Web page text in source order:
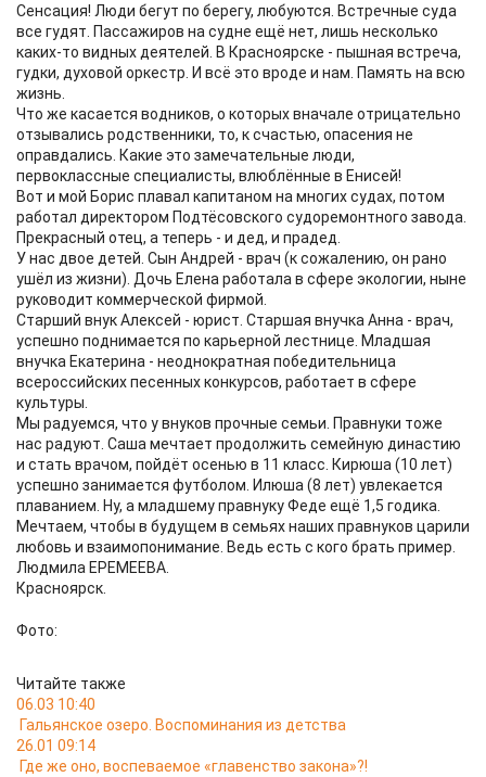
Сенсация! Люди бегут по берегу, любуются. Встречные суда
все гудят. Пассажиров на судне ещё нет, лишь несколько
каких-то видных деятелей. В Красноярске - пышная встреча,
гудки, духовой оркестр. И всё это вроде и нам. Память на всю
жизнь.
Что же касается водников, о которых вначале отрицательно
отзывались родственники, то, к счастью, опасения не
оправдались. Какие это замечательные люди,
первоклассные специалисты, влюблённые в Енисей!
Вот и мой Борис плавал капитаном на многих судах, потом
работал директором Подтёсовского судоремонтного завода.
Прекрасный отец, а теперь - и дед, и прадед.
У нас двое детей. Сын Андрей - врач (к сожалению, он рано
ушёл из жизни). Дочь Елена работала в сфере экологии, ныне
руководит коммерческой фирмой.
Старший внук Алексей - юрист. Старшая внучка Анна - врач,
успешно поднимается по карьерной лестнице. Младшая
внучка Екатерина - неоднократная победительница
всероссийских песенных конкурсов, работает в сфере
культуры.
Мы радуемся, что у внуков прочные семьи. Правнуки тоже
нас радуют. Саша мечтает продолжить семейную династию
и стать врачом, пойдёт осенью в 11 класс. Кирюша (10 лет)
успешно занимается футболом. Илюша (8 лет) увлекается
плаванием. Ну, а младшему правнуку Феде ещё 1,5 годика.
Мечтаем, чтобы в будущем в семьях наших правнуков царили
любовь и взаимопонимание. Ведь есть с кого брать пример.
Людмила ЕРЕМЕЕВА.
Красноярск.
Фото:
Читайте также
06.03 10:40
Гальянское озеро. Воспоминания из детства
26.01 09:14
Где же оно, воспеваемое «главенство закона»?!